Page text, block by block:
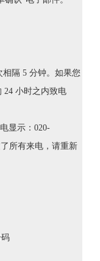
隔 5 分钟。如果您
24 小时之内致电
显示：020-
所有来电，请重新